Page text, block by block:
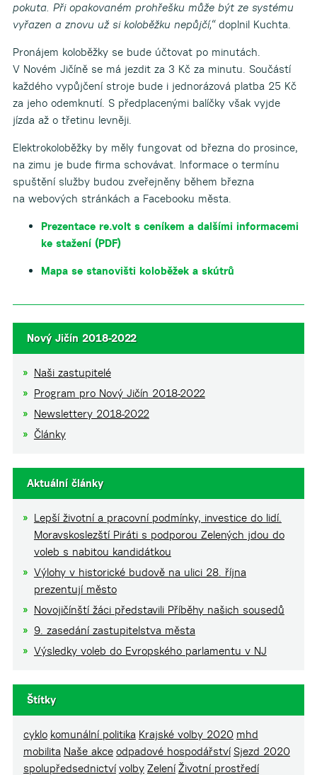
pokuta. Při opakovaném prohřešku může být ze systému
vyřazen a znovu už si koloběžku nepůjčí,“doplnil Kuchta.
Pronájem koloběžky se bude účtovat po minutách.
V Novém Jičíně se má jezdit za 3 Kč za minutu. Součástí
každého vypůjčení stroje bude i jednorázová platba 25 Kč
za jeho odemknutí. S předplacenými balíčky však vyjde
jízda až o třetinu levněji.
Elektrokoloběžky by měly fungovat od března do prosince,
na zimu je bude firma schovávat. Informace o termínu
spuštění služby budou zveřejněny během března
na webových stránkách a Facebooku města.
Prezentace re.volt s ceníkem a dalšími informacemi
ke stažení (PDF)
Mapa se stanovišti koloběžek a skútrů
Nový Jičín 2018-2022
Naši zastupitelé
Program pro Nový Jičín 2018-2022
Newslettery 2018-2022
Články
Aktuální články
Lepší životní a pracovní podmínky, investice do lidí.
Moravskoslezští Piráti s podporou Zelených jdou do
voleb s nabitou kandidátkou
Výlohy v historické budově na ulici 28. října
prezentují město
Novojičínští žáci představili Příběhy našich sousedů
9. zasedání zastupitelstva města
Výsledky voleb do Evropského parlamentu v NJ
Štítky
cyklo komunální politika Krajské volby 2020 mhd
mobilita Naše akce odpadové hospodářství Sjezd 2020
spolupředsednictví volby Zelení Životní prostředí